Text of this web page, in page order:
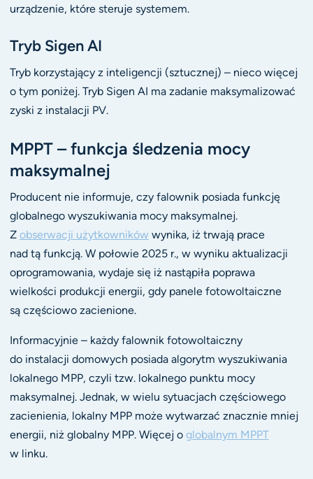
urządzenie, które steruje systemem.
Tryb Sigen AI
Tryb korzystający z inteligencji (sztucznej) – nieco więcej
o tym poniżej. Tryb Sigen AI ma zadanie maksymalizować
zyski z instalacji PV.
MPPT – funkcja śledzenia mocy
maksymalnej
Producent nie informuje, czy falownik posiada funkcję
globalnego wyszukiwania mocy maksymalnej.
Z obserwacji użytkowników wynika, iż trwają prace
nad tą funkcją. W połowie 2025 r., w wyniku aktualizacji
oprogramowania, wydaje się iż nastąpiła poprawa
wielkości produkcji energii, gdy panele fotowoltaiczne
są częściowo zacienione.
Informacyjnie – każdy falownik fotowoltaiczny
do instalacji domowych posiada algorytm wyszukiwania
lokalnego MPP, czyli tzw. lokalnego punktu mocy
maksymalnej. Jednak, w wielu sytuacjach częściowego
zacienienia, lokalny MPP może wytwarzać znacznie mniej
energii, niż globalny MPP. Więcej o globalnym MPPT
w linku.